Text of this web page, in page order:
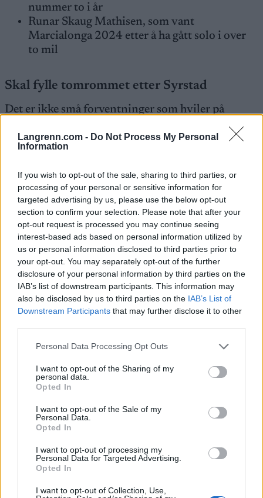
Langrenn.com - Do Not Process My Personal
Information
If you wish to opt-out of the sale, sharing to third parties, or
processing of your personal or sensitive information for
targeted advertising by us, please use the below opt-out
section to confirm your selection. Please note that after your
opt-out request is processed you may continue seeing
interest-based ads based on personal information utilized by
us or personal information disclosed to third parties prior to
your opt-out. You may separately opt-out of the further
disclosure of your personal information by third parties on the
IAB’s list of downstream participants. This information may
also be disclosed by us to third parties on the IAB’s List of
Downstream Participants that may further disclose it to other
Please note that this website/app uses one or more Google
not limited to your visit or usage behaviour. You may click to
grant or deny consent to Google and its third-party tags to
use your data for below specified purposes in below Google
consent section.
Personal Data Processing Opt Outs
I want to opt-out of the Sharing of my
personal data.
Opted In
I want to opt-out of the Sale of my
Personal Data.
Opted In
I want to opt-out of processing my
Personal Data for Targeted Advertising.
Opted In
I want to opt-out of Collection, Use,
nummer to i år
Runar Skaug Mathisen, som vant
Marcialonga 2024 etter å ha gått solo i over
to mil
Skal fylle tomrommet etter Syrstad
Det er ikke små forventninger som hviler på
skuldrene til den tidligere syklisten. I fjor mistet
laget Torleif Syrstad – som vant Vasaloppet 2024 –
til Team Engcon. Nå ser flere i laget for seg at
– Vi har forsøkt å fylle hans rolle med de utøverne
vi hadde, men vi har sett at vi trengte en utøver til.
Og det har vi nå med Einar. Jeg tror han kan likne
på Torleif etter hvert, sier Skaug Mathisen, og
fortsetter.
– Einar er en kapasitetsløper og har mange av de
samme egenskapene som Torleif. Allerede på de to
første samlingene har han vist veldig god form, og
skikkelig «beast mode». Så han blir et veldig bra
tilskudd til laget.
Se også: Går for dobbeltseier i Vasaloppet, tar
inn norsk talent
Saken fortsetter under
av mange ansett som ett av Ski Classics mest brutale. Foto: